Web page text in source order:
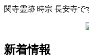
関寺霊跡 時宗 長安寺で
新着情報